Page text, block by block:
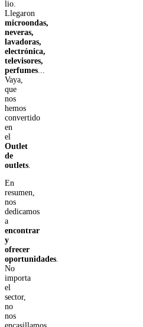
lio.
Llegaron
microondas,
neveras,
lavadoras,
electrónica,
televisores,
perfumes
Vaya,
que
nos
hemos
convertido
en
el
Outlet
de
outlets
En
resumen,
nos
dedicamos
a
encontrar
y
ofrecer
oportunidades
No
importa
el
sector,
no
nos